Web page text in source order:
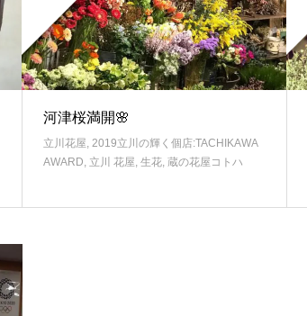
河津桜満開🌸
立川花屋, 2019立川の輝く個店:TACHIKAWA
AWARD, 立川 花屋, 生花, 蔵の花屋コトハ